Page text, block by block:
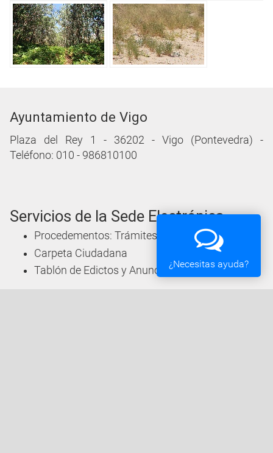
Ayuntamiento de Vigo
Plaza del Rey 1 - 36202 - Vigo (Pontevedra) -
Teléfono: 010 - 986810100
Servicios de la Sede Electrónica
Procedementos: Trámites e Impresos
Carpeta Ciudadana
Tablón de Edictos y Anuncios
¿Necesitas ayuda?